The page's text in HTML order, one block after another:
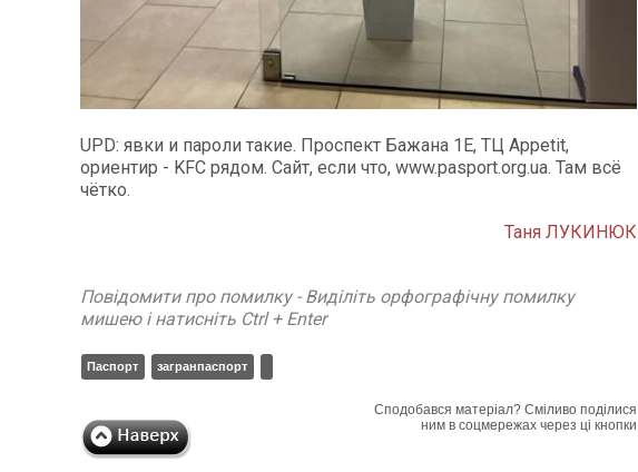
UPD: явки и пароли такие. Проспект Бажана 1Е, ТЦ Аppetit,
ориентир - KFC рядом. Сайт, если что, www.pasport.org.ua. Там всё
чётко.
Таня ЛУКИНЮК
Повідомити про помилку - Виділіть орфографічну помилку
мишею і натисніть Ctrl + Enter
Паспорт загранпаспорт
Сподобався матеріал? Сміливо поділися
ним в соцмережах через ці кнопки